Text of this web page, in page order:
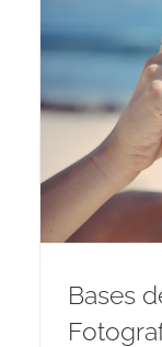
Bases